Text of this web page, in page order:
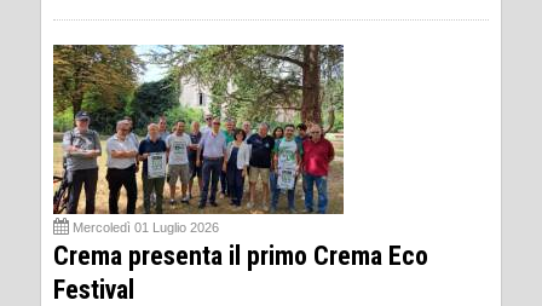
Mercoledì 01 Luglio 2026
Crema presenta il primo Crema Eco
Festival